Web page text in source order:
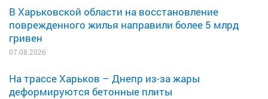
В Харьковской области на восстановление
поврежденного жилья направили более 5 млрд
гривен
07.08.2026
На трассе Харьков – Днепр из-за жары
деформируются бетонные плиты